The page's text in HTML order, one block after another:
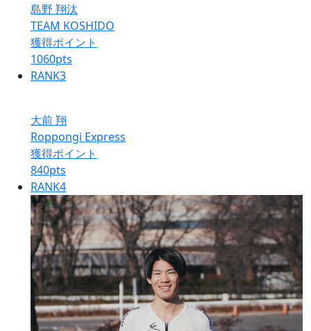
島野 翔汰
TEAM KOSHIDO
獲得ポイント
1060pts
RANK3
大前 翔
Roppongi Express
獲得ポイント
840pts
RANK4